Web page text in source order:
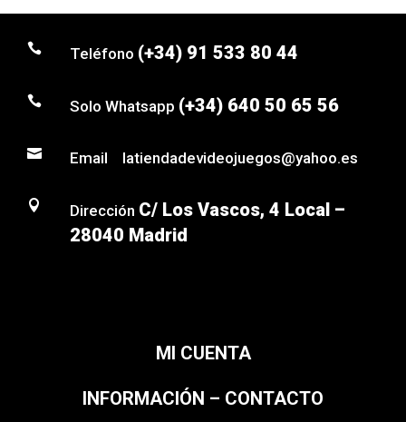
 Teléfono (+34) 91 533 80 44
 Solo Whatsapp (+34) 640 50 65 56
 Email latiendadevideojuegos@yahoo.es
 Dirección C/ Los Vascos, 4 Local –
28040 Madrid
MI CUENTA
INFORMACIÓN – CONTACTO